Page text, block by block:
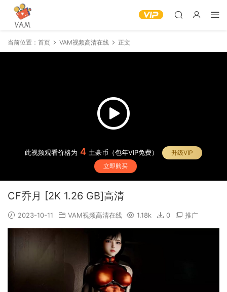
当前位置： 首页 VAM视频高清在线 正文
此视频观看价格为 4 土豪币（包年VIP免费）
升级VIP
立即购买
CF乔月 [2K 1.26 GB]高清
2023-10-11 VAM视频高清在线 1.18k 0 推广